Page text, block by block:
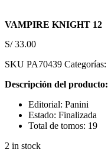
VAMPIRE KNIGHT 12
S/33.00
SKU PA70439 Categorías:
Descripción del producto:
Editorial: Panini
Estado: Finalizada
Total de tomos: 19
2 in stock